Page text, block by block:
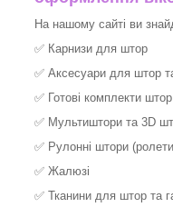
На нашому сайті ви
✅ Карнизи для штор
✅ Аксесуари для штор
✅ Готові комплекти
✅ Мультиштори та 3D
✅ Рулонні штори
✅ Жалюзі
✅ Тканини для штор та